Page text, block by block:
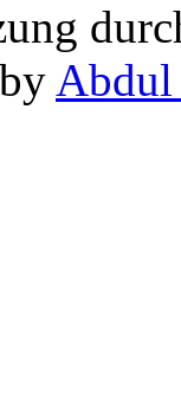
Abdul